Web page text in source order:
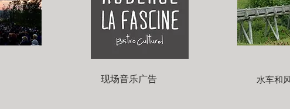
现场音乐广告 水车和